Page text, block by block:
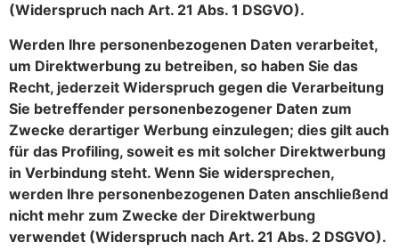
(Widerspruch nach Art. 21 Abs. 1 DSGVO).
Werden Ihre personenbezogenen Daten verarbeitet,
um Direktwerbung zu betreiben, so haben Sie das
Recht, jederzeit Widerspruch gegen die Verarbeitung
Sie betreffender personenbezogener Daten zum
Zwecke derartiger Werbung einzulegen; dies gilt auch
für das Profiling, soweit es mit solcher Direktwerbung
in Verbindung steht. Wenn Sie widersprechen,
werden Ihre personenbezogenen Daten anschließend
nicht mehr zum Zwecke der Direktwerbung
verwendet (Widerspruch nach Art. 21 Abs. 2 DSGVO).